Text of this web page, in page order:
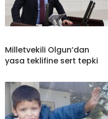
Milletvekili Olgun’dan
yasa teklifine sert tepki